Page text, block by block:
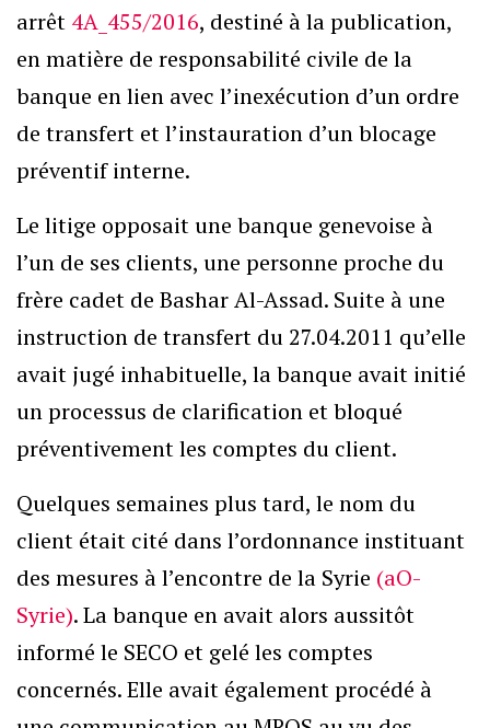
arrêt 4A_455/2016, destiné à la publication,
en matière de responsabilité civile de la
banque en lien avec l’inexécution d’un ordre
de transfert et l’instauration d’un blocage
préventif interne.
Le litige opposait une banque genevoise à
l’un de ses clients, une personne proche du
frère cadet de Bashar Al-Assad. Suite à une
instruction de transfert du 27.04.2011 qu’elle
avait jugé inhabituelle, la banque avait initié
un processus de clarification et bloqué
préventivement les comptes du client.
Quelques semaines plus tard, le nom du
client était cité dans l’ordonnance instituant
des mesures à l’encontre de la Syrie (aO-
Syrie). La banque en avait alors aussitôt
informé le SECO et gelé les comptes
concernés. Elle avait également procédé à